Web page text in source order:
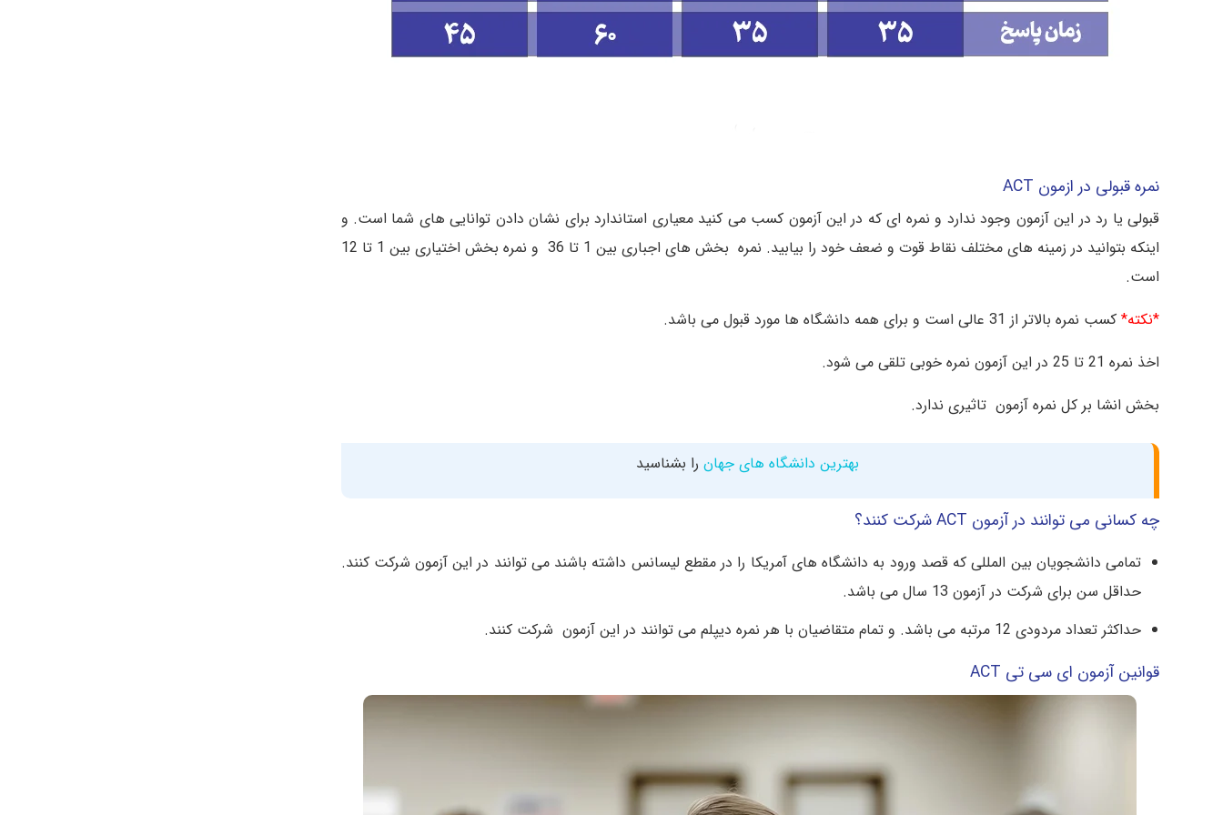
نمره قبولی در ازمون ACT
قبولی یا رد در این آزمون وجود ندارد و نمره ای که در این آزمون کسب می کنید معیاری استاندارد برای نشان دادن توانایی های شما است. و
اینکه بتوانید در زمینه های مختلف نقاط قوت و ضعف خود را بیابید. نمره بخش های اجباری بین 1 تا 36 و نمره بخش اختیاری بین 1 تا 12
است.
*نکته* کسب نمره بالاتر از 31 عالی است و برای همه دانشگاه ها مورد قبول می باشد.
اخذ نمره 21 تا 25 در این آزمون نمره خوبی تلقی می شود.
بخش انشا بر کل نمره آزمون تاثیری ندارد.
بهترین دانشگاه های جهان را بشناسید
چه کسانی می توانند در آزمون ACT شرکت کنند؟
تمامی دانشجویان بین المللی که قصد ورود به دانشگاه های آمریکا را در مقطع لیسانس داشته باشند می توانند در این آزمون شرکت کنند.
حداقل سن برای شرکت در آزمون 13 سال می باشد.
حداکثر تعداد مردودی 12 مرتبه می باشد. و تمام متقاضیان با هر نمره دیپلم می توانند در این آزمون شرکت کنند.
قوانین آزمون ای سی تی ACT